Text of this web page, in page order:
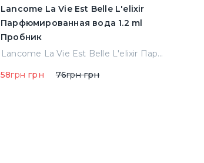
Lancome La Vie Est Belle L'elixir
Парфюмированная вода 1.2 ml
Пробник
Lancome La Vie Est Belle L'elixir Парфюмированная вода 1.2 ml Пробник
58грн грн 76грнгрн